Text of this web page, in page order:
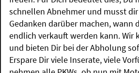
schnellen Abnehmer und musst
Gedanken darüber machen, wann
endlich verkauft werden kann. Wir
und bieten Dir bei der Abholung
Erspare Dir viele Inserate, viele